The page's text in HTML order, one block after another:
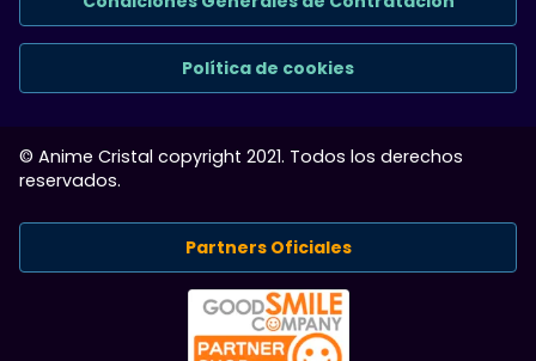
Política de cookies
© Anime Cristal copyright 2021. Todos los derechos
reservados.
Partners Oficiales